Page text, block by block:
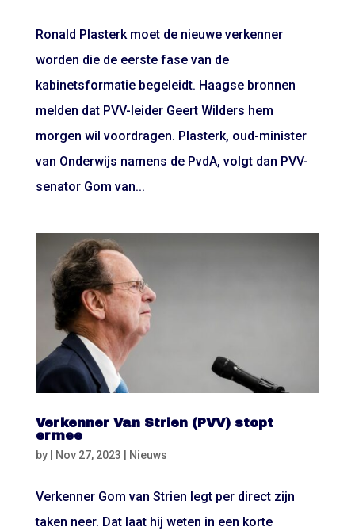
Ronald Plasterk moet de nieuwe verkenner
worden die de eerste fase van de
kabinetsformatie begeleidt. Haagse bronnen
melden dat PVV-leider Geert Wilders hem
morgen wil voordragen. Plasterk, oud-minister
van Onderwijs namens de PvdA, volgt dan PVV-
senator Gom van...
Verkenner Van Strien (PVV) stopt
ermee
by | Nov 27, 2023 | Nieuws
Verkenner Gom van Strien legt per direct zijn
taken neer. Dat laat hij weten in een korte